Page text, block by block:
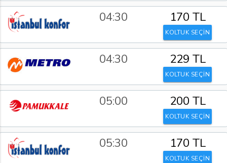
04:30 170 TL
KOLTUK SEÇİN
04:30 229 TL
KOLTUK SEÇİN
05:00 200 TL
KOLTUK SEÇİN
05:30 170 TL
KOLTUK SEÇİN